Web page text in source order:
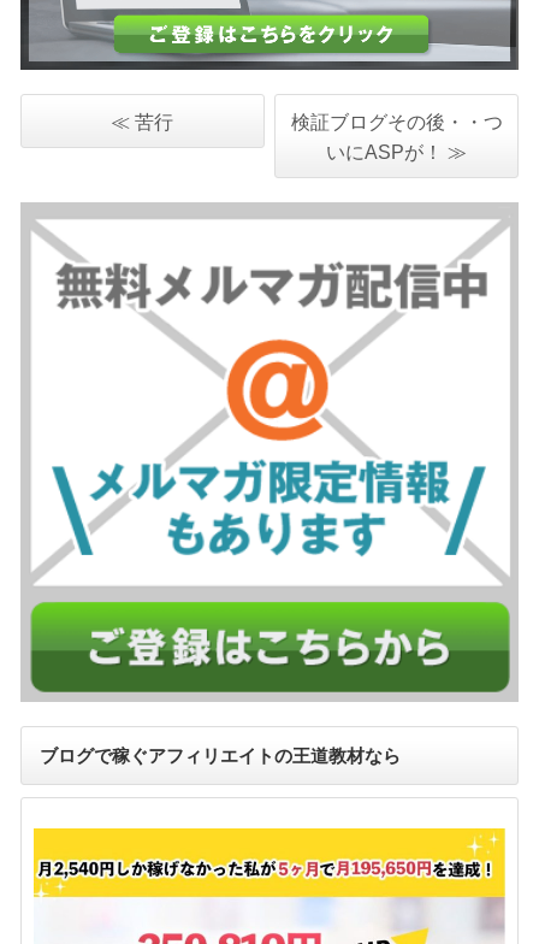
≪ 苦行
検証ブログその後・・つ
いにASPが！ ≫
ブログで稼ぐアフィリエイトの王道教材なら